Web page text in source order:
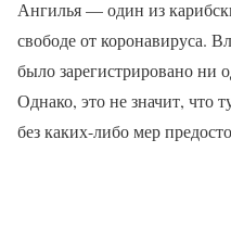
Ангилья — один из
свободе от коронавируса.
было зарегистрировано ни
Однако, это не значит, что
без каких-либо мер